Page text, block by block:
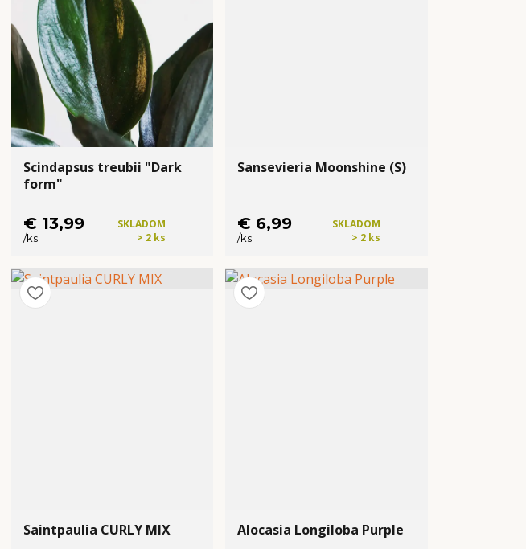
Scindapsus treubii "Dark
form"
€ 13,99
/ks
SKLADOM
> 2 ks
Kúpiť
Sansevieria Moonshine (S)
€ 6,99
/ks
SKLADOM
> 2 ks
Kúpiť
Saintpaulia CURLY MIX Alocasia Longiloba Purple